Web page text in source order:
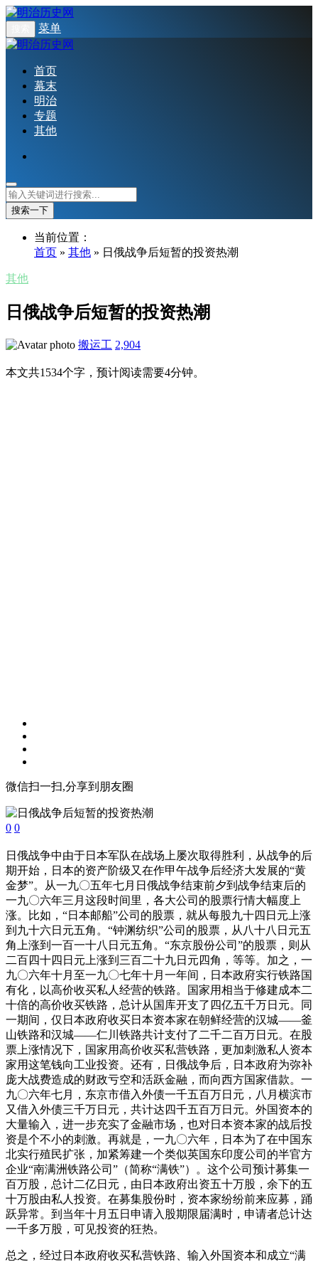
菜单
首页
幕末
明治
专题
其他
搜索一下
当前位置：
首页 » 其他 » 日俄战争后短暂的投资热潮
其他
日俄战争后短暂的投资热潮
搬运工 2,904
本文共1534个字，预计阅读需要4分钟。
微信扫一扫,分享到朋友圈
0 0
日俄战争中由于日本军队在战场上屡次取得胜利，从战争的后
期开始，日本的资产阶级又在作甲午战争后经济大发展的“黄
金梦”。从一九〇五年七月日俄战争结束前夕到战争结束后的
一九〇六年三月这段时间里，各大公司的股票行情大幅度上
涨。比如，“日本邮船”公司的股票，就从每股九十四日元上涨
到九十六日元五角。“钟渊纺织”公司的股票，从八十八日元五
角上涨到一百一十八日元五角。“东京股份公司”的股票，则从
二百四十四日元上涨到三百二十九日元四角，等等。加之，一
九〇六年十月至一九〇七年十月一年间，日本政府实行铁路国
有化，以高价收买私人经营的铁路。国家用相当于修建成本二
十倍的高价收买铁路，总计从国库开支了四亿五千万日元。同
一期间，仅日本政府收买日本资本家在朝鲜经营的汉城——釜
山铁路和汉城——仁川铁路共计支付了二千二百万日元。在股
票上涨情况下，国家用高价收买私营铁路，更加刺激私人资本
家用这笔钱向工业投资。还有，日俄战争后，日本政府为弥补
庞大战费造成的财政亏空和活跃金融，而向西方国家借款。一
九〇六年七月，东京市借入外债一千五百万日元，八月横滨市
又借入外债三千万日元，共计达四千五百万日元。外国资本的
大量输入，进一步充实了金融市场，也对日本资本家的战后投
资是个不小的刺激。再就是，一九〇六年，日本为了在中国东
北实行殖民扩张，加紧筹建一个类似英国东印度公司的半官方
企业“南满洲铁路公司”（简称“满铁”）。这个公司预计募集一
百万股，总计二亿日元，由日本政府出资五十万股，余下的五
十万股由私人投资。在募集股份时，资本家纷纷前来应募，踊
跃异常。到当年十月五日申请入股期限届满时，申请者总计达
一千多万股，可见投资的狂热。
总之，经过日本政府收买私营铁路、输入外国资本和成立“满